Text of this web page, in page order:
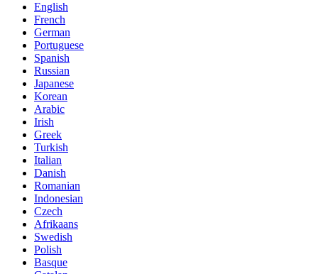
English
French
German
Portuguese
Spanish
Russian
Japanese
Korean
Arabic
Irish
Greek
Turkish
Italian
Danish
Romanian
Indonesian
Czech
Afrikaans
Swedish
Polish
Basque